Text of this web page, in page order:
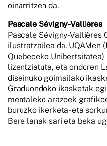
oinarritzen da.
Pascale Sévigny-Vallières
Pascale Sévigny-Vallières
ilustratzailea da. UQAMen
Quebeceko Unibertsitatea)
lizentziatuta, eta ondoren
diseinuko goimailako
Graduondoko ikasketak
mentaleko arazoek
buruzko ikerketa- eta
Bere lanak sari eta beka